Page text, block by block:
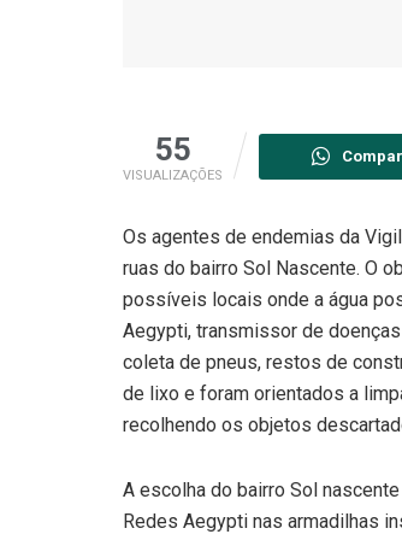
55
VISUALIZAÇÕES
Os agentes de endemias da
ruas do bairro Sol Nascente. O
possíveis locais onde a água
Aegypti, transmissor de
coleta de pneus, restos de
de lixo e foram orientados a
recolhendo os objetos
A escolha do bairro Sol
Redes Aegypti nas armadilhas